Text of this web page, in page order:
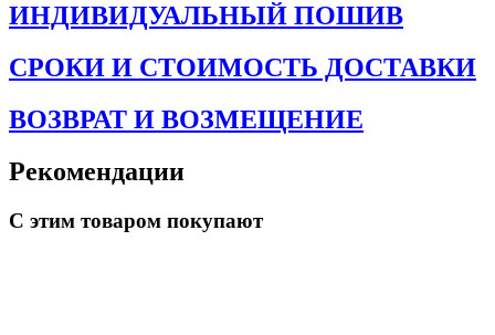
ИНДИВИДУАЛЬНЫЙ ПОШИВ
СРОКИ И СТОИМОСТЬ ДОСТАВКИ
ВОЗВРАТ И ВОЗМЕЩЕНИЕ
Рекомендации
С этим товаром покупают